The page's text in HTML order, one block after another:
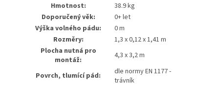
Hmotnost:
38.9 kg
Doporučený věk:
0+ let
Výška volného pádu:
0 m
Rozměry:
1,3 x 0,12 x 1,41 m
Plocha nutná pro
montáž:
4,3 x 3,2 m
Povrch, tlumící pád:
dle normy EN 1177 -
trávník